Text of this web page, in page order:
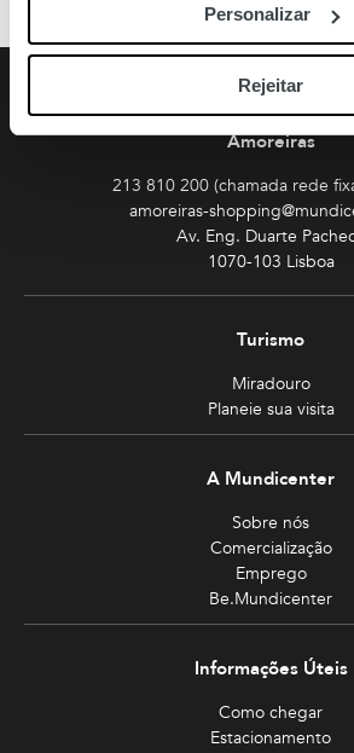
Personalizar
Rejeitar
TOPO
Amoreiras
213 810 200 (chamada rede
amoreiras-
Av. Eng. Duarte
1070-103 Lisboa
Turismo
Miradouro
Planeie sua visita
A Mundicenter
Sobre nós
Comercialização
Emprego
Be.Mundicenter
Informações Úteis
Como chegar
Estacionamento